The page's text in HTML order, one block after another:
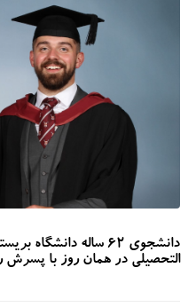
التحصیلی در همان روز با پسرش